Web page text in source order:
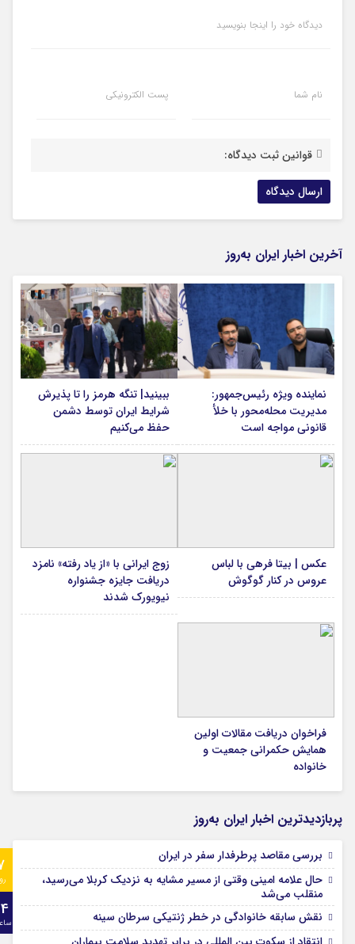
دیدگاه خود را اینجا بنویسید
نام شما پست الکترونیکی
قوانین ثبت دیدگاه:
آخرین اخبار ایران به‌روز
نماینده ویژه رئیس‌جمهور:
مدیریت محله‌محور با خلأ
قانونی مواجه است
ببینید| تنگه هرمز را تا پذیرش
شرایط ایران توسط دشمن
حفظ می‌کنیم
عکس | بیتا فرهی با لباس
عروس در کنار گوگوش
زوج ایرانی با «از یاد رفته» نامزد
دریافت جایزه جشنواره
نیویورک شدند
فراخوان دریافت مقالات اولین
همایش حکمرانی جمعیت و
خانواده
پربازدیدترین اخبار ایران به‌روز
بررسی مقاصد پرطرفدار سفر در ایران
حال علامه امینی وقتی از مسیر مشایه به نزدیک کربلا می‌رسید،
منقلب می‌شد
نقش سابقه خانوادگی در خطر ژنتیکی سرطان سینه